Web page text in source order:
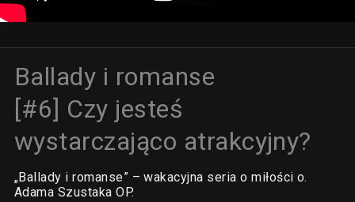
Ballady i romanse
[#6] Czy jesteś
wystarczająco atrakcyjny?
„Ballady i romanse” – wakacyjna seria o miłości o.
Adama Szustaka OP.